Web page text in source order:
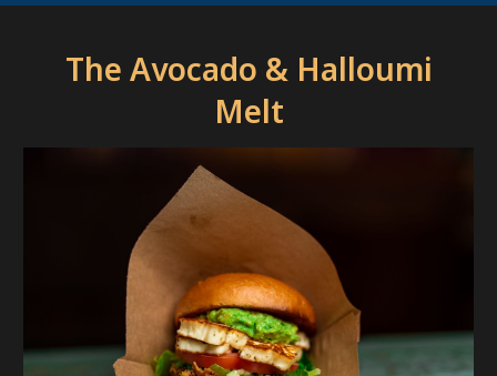
The Avocado & Halloumi
Melt